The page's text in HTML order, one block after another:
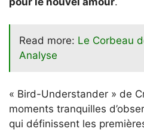
Read more: Le Corbeau
Analyse
« Bird-Understander » de
moments tranquilles
qui définissent les